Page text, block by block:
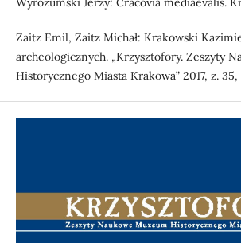
Zaitz Emil, Zaitz Michał: Krakowski
archeologicznych. „Krzysztofory. Zeszyty
Historycznego Miasta Krakowa” 2017, z. 35,